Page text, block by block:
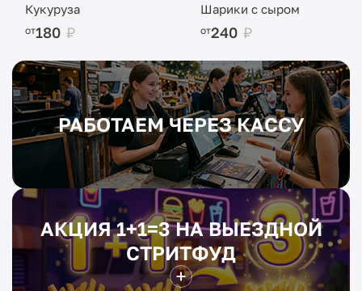
Кукуруза
от180 ₽
РАБОТАЕМ ЧЕРЕЗ КАССУ
АКЦИЯ 1+1=3 НА ВЫЕЗДНОЙ
СТРИТФУД
Шарики с сыром
от240 ₽